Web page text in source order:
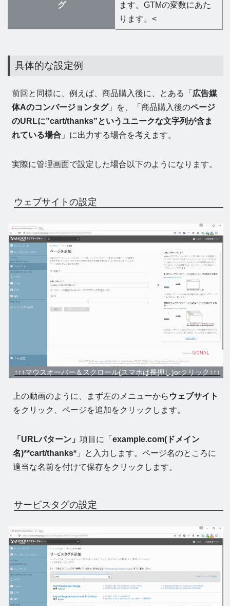
グ
ます。GTMの変数にあた
ります。<
具体的な設定例
前回と同様に、例えば、商品購入後に、とある「 広告媒
体Aのコンバージョンタグ」を、「商品購入後のページ
のURLに”cart/thanks”というユニークな文字列が含ま
れている場合 」に出力する場合を考えます。
実際に管理画面で設定した場合以下のようになります。
ウェブサイトの設定
↑↑↑マウスオーバー＆スクロール(スマホは長押し)orクリック↑↑↑
上の動画のように、まず左のメニューから ウェブサイト
をクリック、ページを追加をクリックします。
「URLパターン」項目に「example.com(ドメイン
名)**cart/thanks* 」と入力します。ページ名のところに
適当な名前を付けて保存をクリックします。
サービスタグの設定